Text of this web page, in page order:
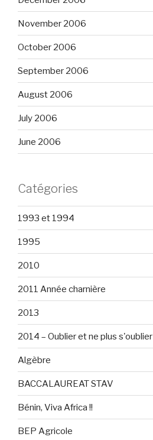
November 2006
October 2006
September 2006
August 2006
July 2006
June 2006
Catégories
1993 et 1994
1995
2010
2011 Année charnière
2013
2014 – Oublier et ne plus s'oublier
Algèbre
BACCALAUREAT STAV
Bénin, Viva Africa !!
BEP Agricole